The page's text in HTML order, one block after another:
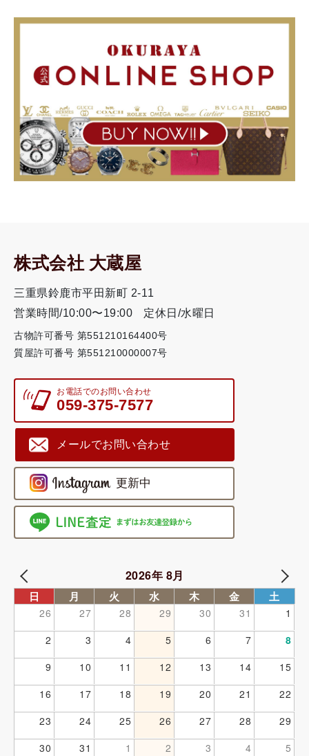
株式会社 大蔵屋
三重県鈴鹿市平田新町 2-11
営業時間/10:00〜19:00
定休日/水曜日
古物許可番号 第551210164400号
質屋許可番号 第551210000007号
お電話でのお問い合わせ
059-375-7577
メールでお問い合わせ
2026年 8月
日 月 火 水 木 金 土
26 27 28 29 30 31
1
2
3 4 5 6 7
8
9
10 11 12 13 14
15
16
17 18 19 20 21
22
23
24 25 26 27 28
29
30
31 1 2 3 4 5